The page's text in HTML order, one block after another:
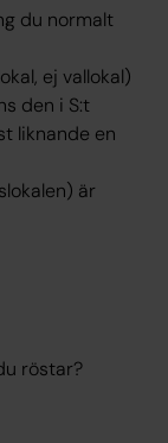
du normalt
ej vallokal)
den i S:t
liknande en
är
röstar?